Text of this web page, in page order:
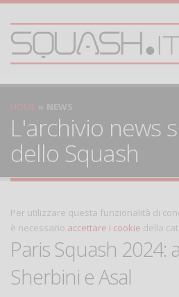
HOME NEWS
L'archivio news
dello Squash
Per utilizzare questa funzionalità di
è necessario accettare i cookie della
Paris Squash 2024:
Sherbini e Asal